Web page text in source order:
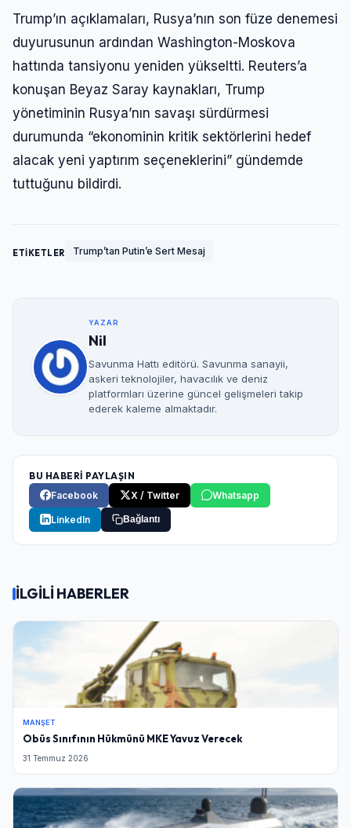
Trump’ın açıklamaları, Rusya’nın son füze denemesi
duyurusunun ardından Washington-Moskova
hattında tansiyonu yeniden yükseltti. Reuters’a
konuşan Beyaz Saray kaynakları, Trump
yönetiminin Rusya’nın savaşı sürdürmesi
durumunda “ekonominin kritik sektörlerini hedef
alacak yeni yaptırım seçeneklerini” gündemde
tuttuğunu bildirdi.
ETİKETLER Trump’tan Putin’e Sert Mesaj
YAZAR
Nil
Savunma Hattı editörü. Savunma sanayii,
askeri teknolojiler, havacılık ve deniz
platformları üzerine güncel gelişmeleri takip
ederek kaleme almaktadır.
BU HABERİ PAYLAŞIN
Facebook
X / Twitter Whatsapp
LinkedIn Bağlantı
İLGİLİ HABERLER
MANŞET
Obüs Sınıfının Hükmünü MKE Yavuz Verecek
31 Temmuz 2026